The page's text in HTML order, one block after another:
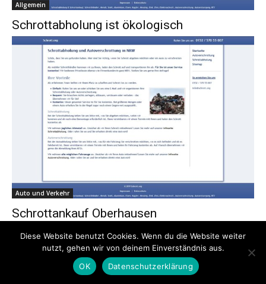
Allgemein
Schrottabholung ist ökologisch
Auto und Verkehr
Schrottankauf Oberhausen
1.264 1.265
Diese Website benutzt Cookies. Wenn du die Website weiter
nutzt, gehen wir von deinem Einverständnis aus.
OK
Datenschutzerklärung